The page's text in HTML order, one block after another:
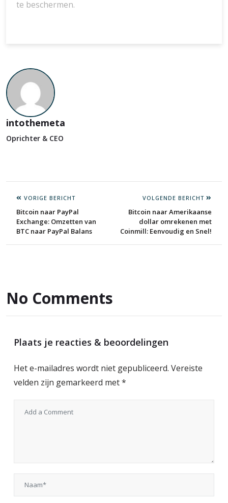
te beschermen.
intothemeta
Oprichter & CEO
VORIGE BERICHT
Bitcoin naar PayPal
Exchange: Omzetten van
BTC naar PayPal Balans
VOLGENDE BERICHT
Bitcoin naar Amerikaanse
dollar omrekenen met
Coinmill: Eenvoudig en Snel!
No Comments
Plaats je reacties & beoordelingen
Het e-mailadres wordt niet gepubliceerd. Vereiste
velden zijn gemarkeerd met*